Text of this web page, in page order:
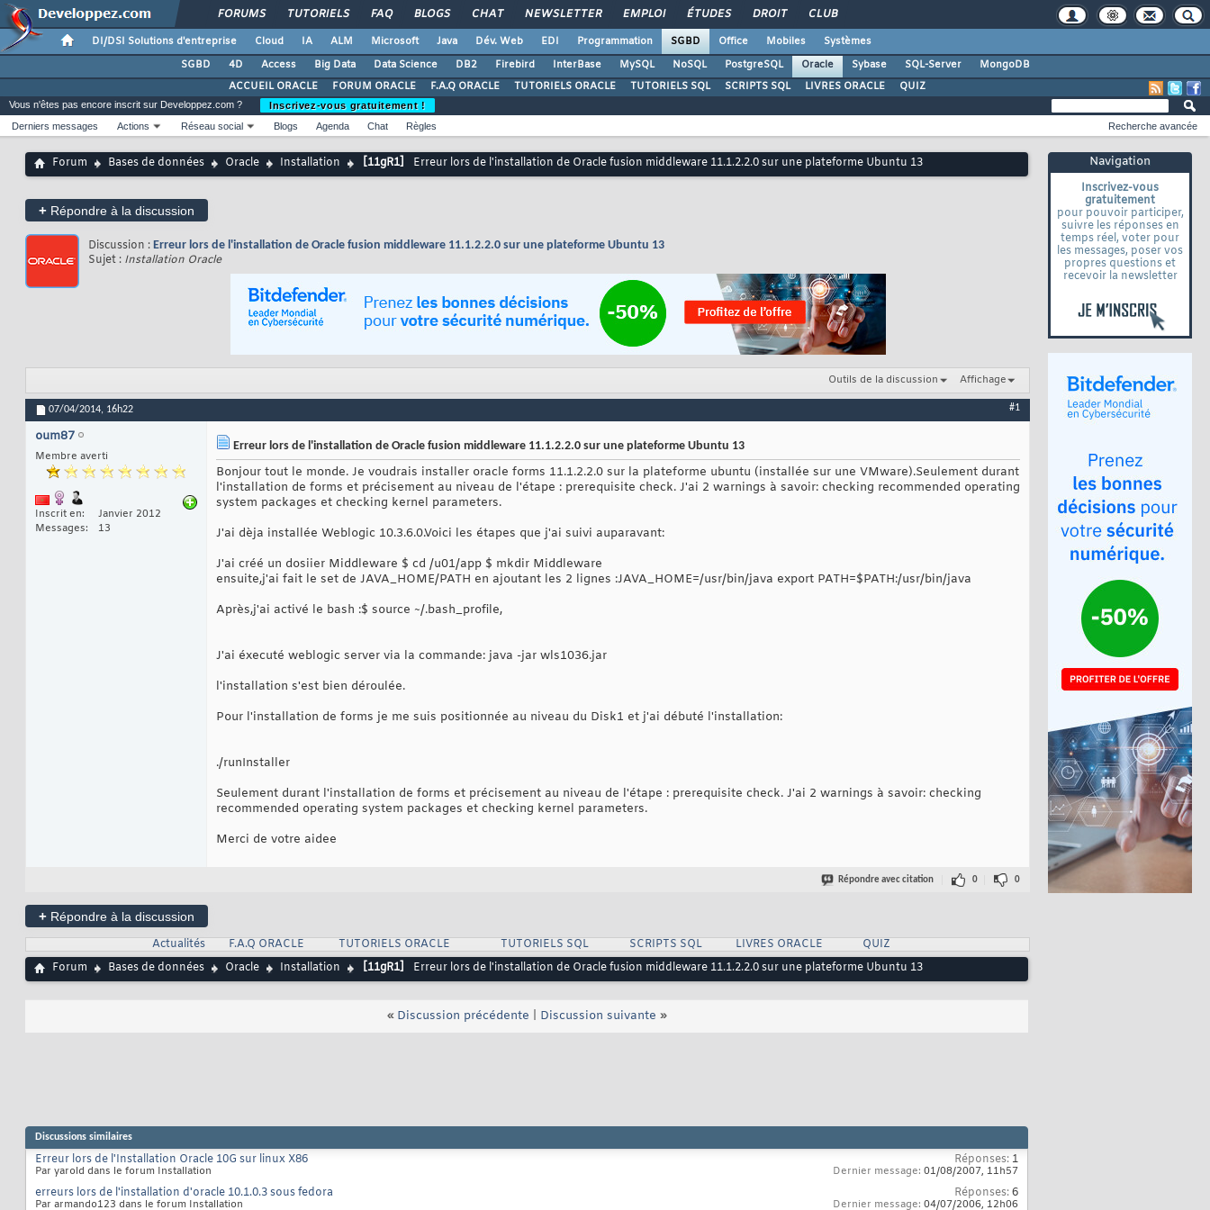
FORUMS TUTORIELS FAQ BLOGS CHAT NEWSLETTER EMPLOI ÉTUDES DROIT CLUB
DI/DSI Solutions d'entreprise Cloud IA ALM Microsoft Java Dév. Web EDI Programmation SGBD Office Mobiles
Systèmes
SGBD
4D Access Big Data Data Science DB2 Firebird InterBase MySQL NoSQL PostgreSQL Oracle Sybase SQL-Server
MongoDB
ACCUEIL ORACLE
FORUM ORACLE F.A.Q ORACLE TUTORIELS ORACLE TUTORIELS SQL SCRIPTS SQL LIVRES ORACLE QUIZ
Navigation
Inscrivez-vous
gratuitement
pour pouvoir participer,
suivre les réponses en
temps réel, voter pour
les messages, poser vos
propres questions et
recevoir la newsletter
Vous n'êtes pas encore inscrit sur Developpez.com ?
Inscrivez-vous gratuitement !
Derniers messages
Actions Réseau social Blogs Agenda Chat Règles Recherche avancée
Forum Bases de données Oracle Installation [11gR1] Erreur lors de l'installation de Oracle fusion middleware 11.1.2.2.0 sur une plateforme Ubuntu 13
+ Répondre à la discussion
Discussion : Erreur lors de l'installation de Oracle fusion middleware 11.1.2.2.0 sur une plateforme Ubuntu 13
Sujet : Installation Oracle
Outils de la discussion Affichage
07/04/2014, 16h22 #1
oum87
Membre averti
Inscrit en
Janvier 2012
Messages
13
Erreur lors de l'installation de Oracle fusion middleware 11.1.2.2.0 sur une plateforme Ubuntu 13
Bonjour tout le monde. Je voudrais installer oracle forms 11.1.2.2.0 sur la plateforme ubuntu (installée sur une VMware).Seulement durant
l'installation de forms et précisement au niveau de l'étape : prerequisite check. J'ai 2 warnings à savoir: checking recommended operating
system packages et checking kernel parameters.
J'ai dèja installée Weblogic 10.3.6.0.Voici les étapes que j'ai suivi auparavant:
J'ai créé un dosiier Middleware $ cd /u01/app $ mkdir Middleware
ensuite,j'ai fait le set de JAVA_HOME/PATH en ajoutant les 2 lignes :JAVA_HOME=/usr/bin/java export PATH=$PATH:/usr/bin/java
Après,j'ai activé le bash :$ source ~/.bash_profile,
J'ai éxecuté weblogic server via la commande: java -jar wls1036.jar
l'installation s'est bien déroulée.
Pour l'installation de forms je me suis positionnée au niveau du Disk1 et j'ai débuté l'installation:
./runInstaller
Seulement durant l'installation de forms et précisement au niveau de l'étape : prerequisite check. J'ai 2 warnings à savoir: checking
recommended operating system packages et checking kernel parameters.
Merci de votre aidee
Répondre avec citation 0 0
+ Répondre à la discussion
Actualités
F.A.Q ORACLE TUTORIELS ORACLE TUTORIELS SQL SCRIPTS SQL LIVRES ORACLE
QUIZ
Forum
Bases de données Oracle Installation [11gR1] Erreur lors de l'installation de Oracle fusion middleware 11.1.2.2.0 sur une plateforme Ubuntu 13
« Discussion précédente Discussion suivante »
Discussions similaires
Erreur lors de l'Installation Oracle 10G sur linux X86
Par yarold dans le forum Installation
Réponses: 1
Dernier message: 01/08/2007, 11h57
erreurs lors de l'installation d'oracle 10.1.0.3 sous fedora
Par armando123 dans le forum Installation
Réponses:6
Dernier message: 04/07/2006, 12h06